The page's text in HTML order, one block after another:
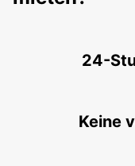
YVETOT24-
Keine